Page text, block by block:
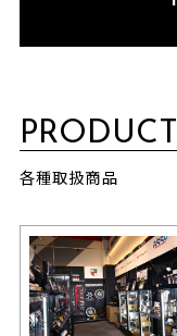
各種取扱商品